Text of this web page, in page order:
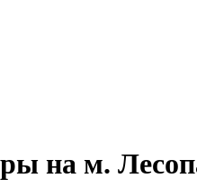
на м.